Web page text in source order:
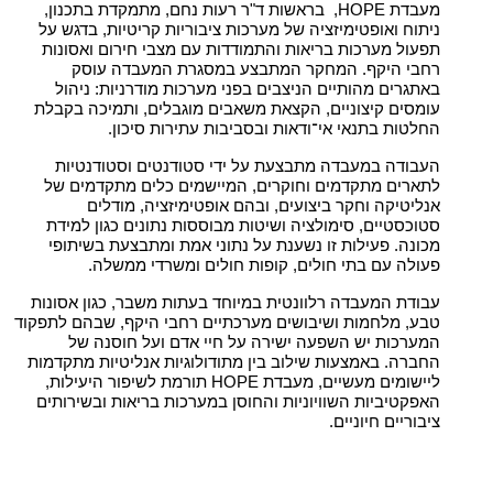
מעבדת HOPE, בראשות ד"ר רעות נחם, מתמקדת בתכנון,
ניתוח ואופטימיזציה של מערכות ציבוריות קריטיות, בדגש על
תפעול מערכות בריאות והתמודדות עם מצבי חירום ואסונות
רחבי היקף. המחקר המתבצע במסגרת המעבדה עוסק
באתגרים מהותיים הניצבים בפני מערכות מודרניות: ניהול
עומסים קיצוניים, הקצאת משאבים מוגבלים, ותמיכה בקבלת
החלטות בתנאי אי־ודאות ובסביבות עתירות סיכון.
העבודה במעבדה מתבצעת על ידי סטודנטים וסטודנטיות
לתארים מתקדמים וחוקרים, המיישמים כלים מתקדמים של
אנליטיקה וחקר ביצועים, ובהם אופטימיזציה, מודלים
סטוכסטיים, סימולציה ושיטות מבוססות נתונים כגון למידת
מכונה. פעילות זו נשענת על נתוני אמת ומתבצעת בשיתופי
פעולה עם בתי חולים, קופות חולים ומשרדי ממשלה.
עבודת המעבדה רלוונטית במיוחד בעתות משבר, כגון אסונות
טבע, מלחמות ושיבושים מערכתיים רחבי היקף, שבהם לתפקוד
המערכות יש השפעה ישירה על חיי אדם ועל חוסנה של
החברה. באמצעות שילוב בין מתודולוגיות אנליטיות מתקדמות
ליישומים מעשיים, מעבדת HOPE תורמת לשיפור היעילות,
האפקטיביות השוויוניות והחוסן במערכות בריאות ובשירותים
ציבוריים חיוניים.